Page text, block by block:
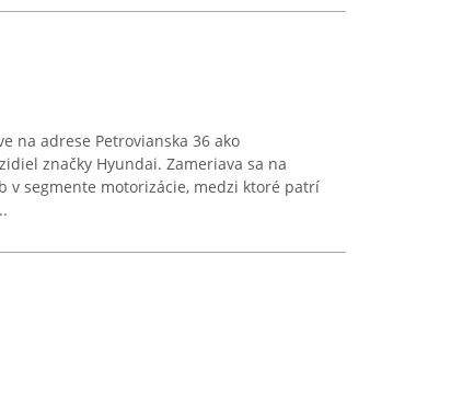
na adrese Petrovianska 36 ako
značky Hyundai. Zameriava sa na
v segmente motorizácie, medzi ktoré patrí